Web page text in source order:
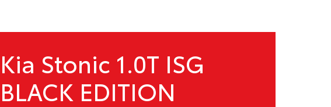
Kia Stonic 1.0T ISG
BLACK EDITION